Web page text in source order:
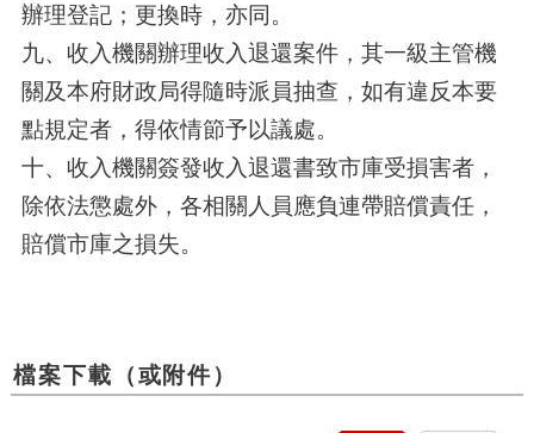
辦理登記；更換時，亦同。
九、收入機關辦理收入退還案件，其一級主管機
關及本府財政局得隨時派員抽查，如有違反本要
點規定者，得依情節予以議處。
十、收入機關簽發收入退還書致市庫受損害者，
除依法懲處外，各相關人員應負連帶賠償責任，
賠償市庫之損失。
檔案下載（或附件）